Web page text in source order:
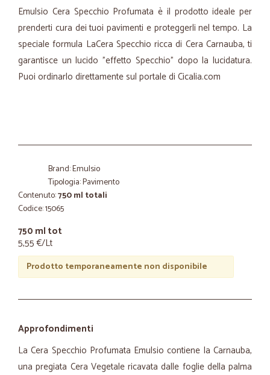
Emulsio Cera Specchio Profumata è il prodotto ideale per
prenderti cura dei tuoi pavimenti e proteggerli nel tempo. La
speciale formula LaCera Specchio ricca di Cera Carnauba, ti
garantisce un lucido "effetto Specchio" dopo la lucidatura.
Puoi ordinarlo direttamente sul portale di Cicalia.com
Brand: Emulsio
Tipologia: Pavimento
Contenuto:750 ml totali
Codice: 15065
750 ml tot
5,55 €/Lt
Prodotto temporaneamente non disponibile
Approfondimenti
La Cera Specchio Profumata Emulsio contiene la Carnauba,
una pregiata Cera Vegetale ricavata dalle foglie della palma